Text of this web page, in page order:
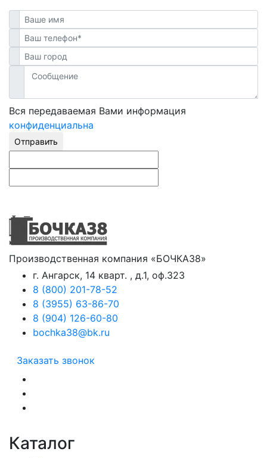
Вся передаваемая Вами информация
конфиденциальна
Отправить
Производственная компания «БОЧКА38»
г. Ангарск, 14 кварт. , д.1, оф.323
8 (800) 201-78-52
8 (3955) 63-86-70
8 (904) 126-60-80
bochka38@bk.ru
Заказать звонок
Каталог